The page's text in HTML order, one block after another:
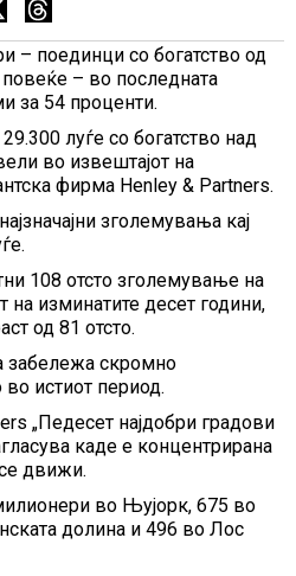
– поединци со богатство од
– во последната
за 54 проценти.
луѓе со богатство над
во извештајот на
фирма Henley & Partners.
зголемувања кај
108 отсто зголемување на
на изминатите десет години,
од 81 отсто.
забележа скромно
истиот период.
„Педесет најдобри градови
каде е концентрирана
движи.
во Њујорк, 675 во
долина и 496 во Лос